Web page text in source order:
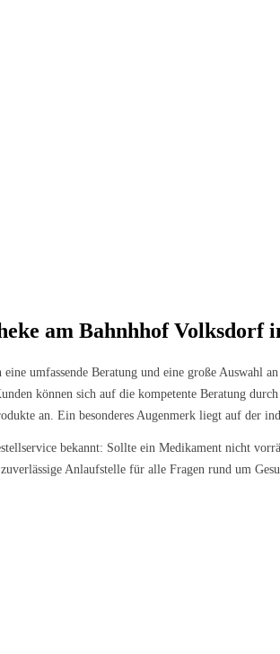
am Bahnhhof Volksdorf
umfassende Beratung und eine große Auswahl
können sich auf die kompetente Beratung
an. Ein besonderes Augenmerk liegt auf der
bekannt: Sollte ein Medikament nicht
Anlaufstelle für alle Fragen rund um